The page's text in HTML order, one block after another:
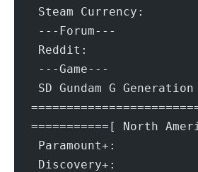
Steam
---Forum---
Reddit:
---Game---
SD Gundam G
===========[ North
Paramount+:
Discovery+: